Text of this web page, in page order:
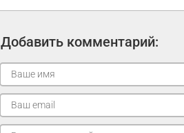
Добавить комментарий: